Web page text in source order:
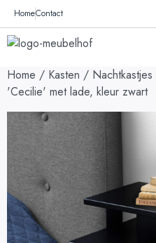
HomeContact
Home / Kasten / Nachtkastjes
'Cecilie' met lade, kleur zwart